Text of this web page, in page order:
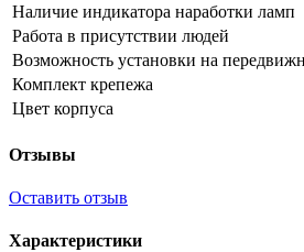
Наличие индикатора наработки ламп
Работа в присутствии людей
Возможность установки на
Комплект крепежа
Цвет корпуса
Отзывы
Оставить отзыв
Характеристики